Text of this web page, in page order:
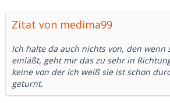
Zitat von medima99
Ich halte da auch nichts von, den wenn
einläßt, geht mir das zu sehr in
keine von der ich weiß sie ist schon
geturnt.